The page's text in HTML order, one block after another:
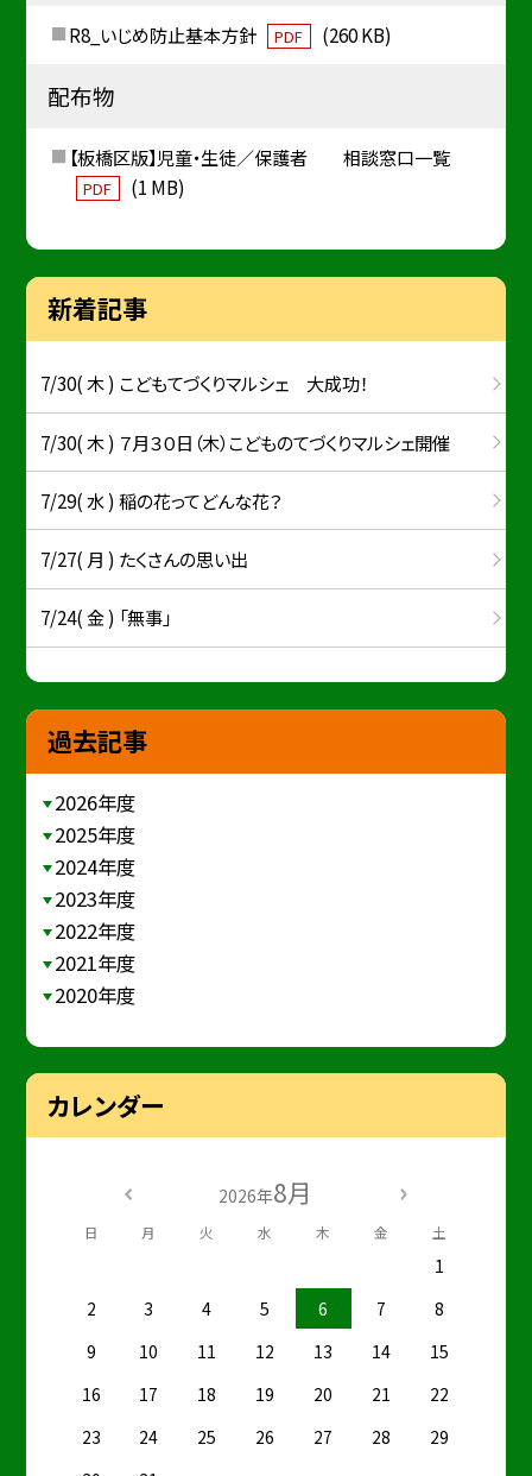
R8_いじめ防止基本方針 PDF (260 KB)
配布物
【板橋区版】児童・生徒／保護者 相談窓口一覧
PDF (1 MB)
新着記事
7/30( 木 ) こどもてづくりマルシェ 大成功！
7/30( 木 ) ７月３０日（木）こどものてづくりマルシェ開催
7/29( 水 ) 稲の花ってどんな花？
7/27( 月 ) たくさんの思い出
7/24( 金 ) 「無事」
過去記事
2026年度
2025年度
2024年度
2023年度
2022年度
2021年度
2020年度
カレンダー
2026年8月
日 月 火 水 木 金 土
1
2
3 4 5 6 7
8
9
10 11 12 13 14
15
16
17 18 19 20 21
22
23
24 25 26 27 28
29